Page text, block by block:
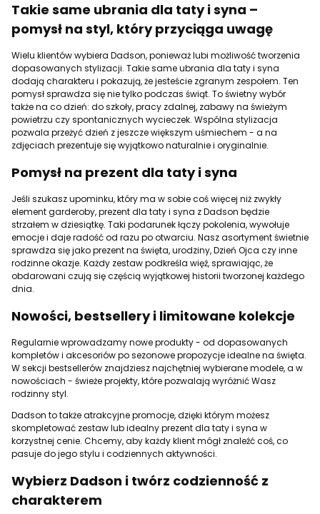
Takie same ubrania dla taty i syna –
pomysł na styl, który przyciąga uwagę
Wielu klientów wybiera Dadson, ponieważ lubi możliwość tworzenia
dopasowanych stylizacji. Takie same ubrania dla taty i syna
dodają charakteru i pokazują, że jesteście zgranym zespołem. Ten
pomysł sprawdza się nie tylko podczas świąt. To świetny wybór
także na co dzień: do szkoły, pracy zdalnej, zabawy na świeżym
powietrzu czy spontanicznych wycieczek. Wspólna stylizacja
pozwala przeżyć dzień z jeszcze większym uśmiechem - a na
zdjęciach prezentuje się wyjątkowo naturalnie i oryginalnie.
Pomysł na prezent dla taty i syna
Jeśli szukasz upominku, który ma w sobie coś więcej niż zwykły
element garderoby, prezent dla taty i syna z Dadson będzie
strzałem w dziesiątkę. Taki podarunek łączy pokolenia, wywołuje
emocje i daje radość od razu po otwarciu. Nasz asortyment świetnie
sprawdza się jako prezent na święta, urodziny, Dzień Ojca czy inne
rodzinne okazje. Każdy zestaw podkreśla więź, sprawiając, że
obdarowani czują się częścią wyjątkowej historii tworzonej każdego
dnia.
Nowości, bestsellery i limitowane kolekcje
Regularnie wprowadzamy nowe produkty - od dopasowanych
kompletów i akcesoriów po sezonowe propozycje idealne na święta.
W sekcji bestsellerów znajdziesz najchętniej wybierane modele, a w
nowościach - świeże projekty, które pozwalają wyróżnić Wasz
rodzinny styl.
Dadson to także atrakcyjne promocje, dzięki którym możesz
skompletować zestaw lub idealny prezent dla taty i syna w
korzystnej cenie. Chcemy, aby każdy klient mógł znaleźć coś, co
pasuje do jego stylu i codziennych aktywności.
Wybierz Dadson i twórz codzienność z
charakterem